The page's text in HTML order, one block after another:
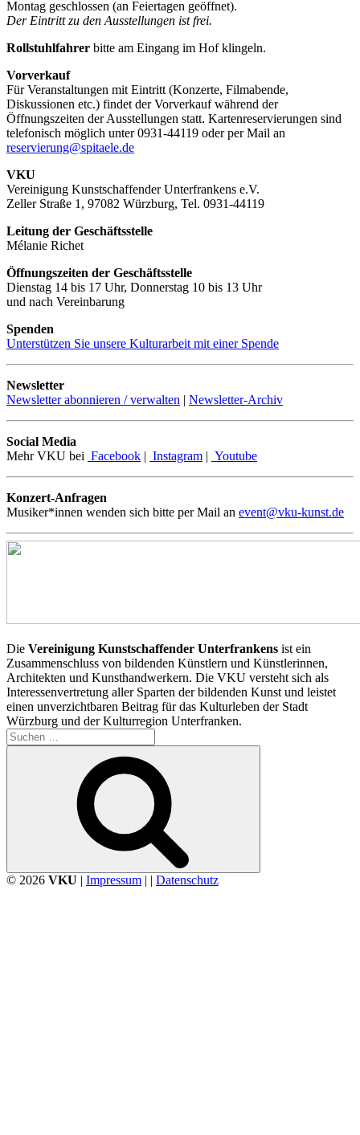
Montag geschlossen (an Feiertagen geöffnet).
Der Eintritt zu den Ausstellungen ist frei.
Rollstuhlfahrer bitte am Eingang im Hof klingeln.
Vorverkauf
Für Veranstaltungen mit Eintritt (Konzerte, Filmabende,
Diskussionen etc.) findet der Vorverkauf während der
Öffnungszeiten der Ausstellungen statt. Kartenreservierungen sind
telefonisch möglich unter 0931-44119 oder per Mail an
reservierung@spitaele.de
VKU
Vereinigung Kunstschaffender Unterfrankens e.V.
Zeller Straße 1, 97082 Würzburg, Tel. 0931-44119
Leitung der Geschäftsstelle
Mélanie Richet
Öffnungszeiten der Geschäftsstelle
Dienstag 14 bis 17 Uhr, Donnerstag 10 bis 13 Uhr
und nach Vereinbarung
Spenden
Unterstützen Sie unsere Kulturarbeit mit einer Spende
Newsletter
Newsletter abonnieren / verwalten | Newsletter-Archiv
Social Media
Mehr VKU bei Facebook | Instagram | Youtube
Konzert-Anfragen
Musiker*innen wenden sich bitte per Mail an event@vku-kunst.de
Die Vereinigung Kunstschaffender Unterfrankens ist ein
Zusammenschluss von bildenden Künstlern und Künstlerinnen,
Architekten und Kunsthandwerkern. Die VKU versteht sich als
Interessenvertretung aller Sparten der bildenden Kunst und leistet
einen unverzichtbaren Beitrag für das Kulturleben der Stadt
Würzburg und der Kulturregion Unterfranken.
Suchen
nach:
© 2026 VKU | Impressum | | Datenschutz